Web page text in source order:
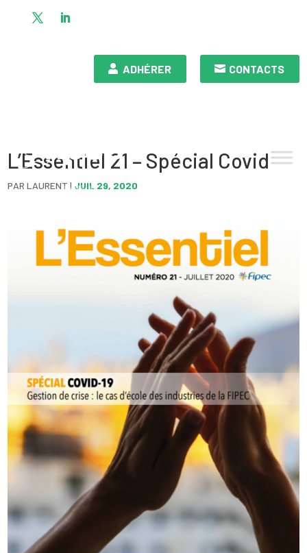
CONTACTS
ADHÉRER
L’Essentiel 21 – Spécial Covid
PARLAURENT | JUIL 29, 2020